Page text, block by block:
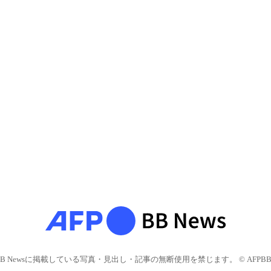
Newsに掲載している写真・見出し・記事の無断使用を禁じます。 © AFPBB